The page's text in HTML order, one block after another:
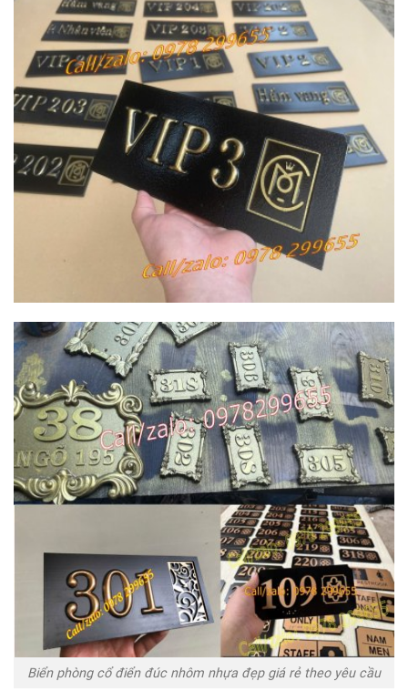
Biển phòng cổ điển đúc nhôm nhựa đẹp giá rẻ theo yêu cầu